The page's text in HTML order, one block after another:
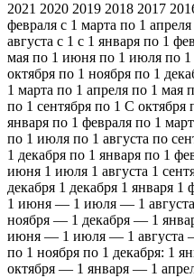
2021 2020 2019 2018 2017
февраля с 1 марта по 1
августа с 1 с 1 января по 1
мая по 1 июня по 1 июля по 1
октября по 1 ноября по 1
1 марта по 1 апреля по 1 мая
по 1 сентября по 1 С октября
января по 1 февраля по 1
по 1 июля по 1 августа по
1 декабря по 1 января по 1
июня 1 июля 1 августа 1
декабря 1 декабря 1 января
1 июня — 1 июля — 1
ноября — 1 декабря — 1
июня — 1 июля — 1 августа
по 1 ноября по 1 декабря: 1
октября — 1 января — 1